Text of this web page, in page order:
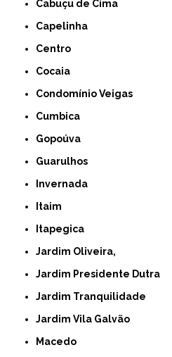
Cabuçu de Cima
Capelinha
Centro
Cocaia
Condomínio Veigas
Cumbica
Gopoúva
Guarulhos
Invernada
Itaim
Itapegica
Jardim Oliveira,
Jardim Presidente Dutra
Jardim Tranquilidade
Jardim Vila Galvão
Macedo